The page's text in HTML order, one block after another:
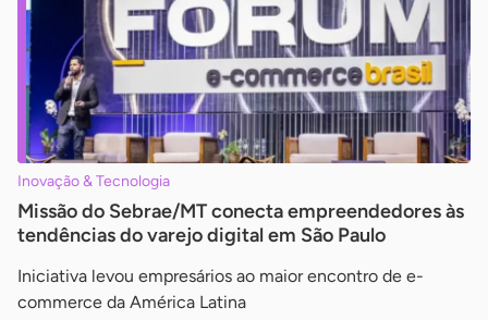
Inovação & Tecnologia
Missão do Sebrae/MT conecta empreendedores às
tendências do varejo digital em São Paulo
Iniciativa levou empresários ao maior encontro de e-
commerce da América Latina